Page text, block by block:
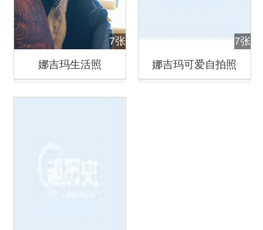
7张
娜吉玛生活照
7张
娜吉玛可爱自拍照